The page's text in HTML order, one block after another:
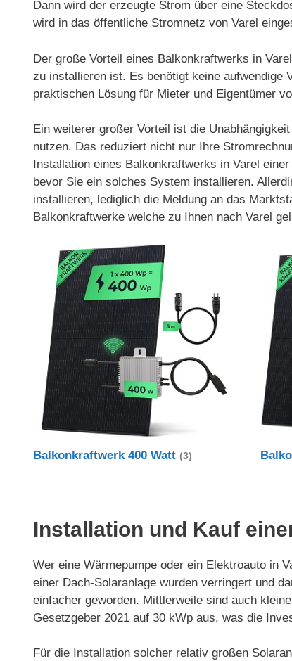
Dann wird der erzeugte Strom über eine
wird in das öffentliche Stromnetz von Varel
Der große Vorteil eines Balkonkraftwerks in
zu installieren ist. Es benötigt keine aufwendige
praktischen Lösung für Mieter und Eigentümer
Ein weiterer großer Vorteil ist die
nutzen. Das reduziert nicht nur Ihre
Installation eines Balkonkraftwerks in Varel
bevor Sie ein solches System installieren.
installieren, lediglich die Meldung an das
Balkonkraftwerke welche zu Ihnen nach Varel
Balkonkraftwerk 400 Watt (3)
Installation und Kauf
Wer eine Wärmepumpe oder ein Elektroauto in
einer Dach-Solaranlage wurden verringert und
einfacher geworden. Mittlerweile sind auch
Gesetzgeber 2021 auf 30 kWp aus, was die
Für die Installation solcher relativ großen